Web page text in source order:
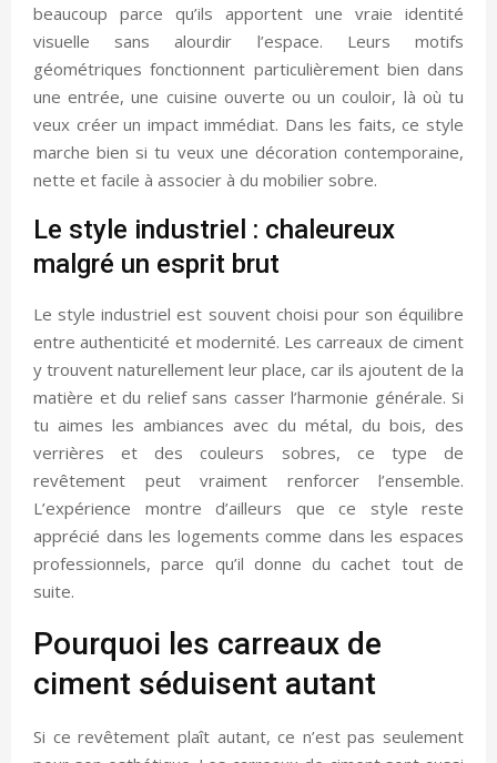
beaucoup parce qu’ils apportent une vraie identité
visuelle sans alourdir l’espace. Leurs motifs
géométriques fonctionnent particulièrement bien dans
une entrée, une cuisine ouverte ou un couloir, là où tu
veux créer un impact immédiat. Dans les faits, ce style
marche bien si tu veux une décoration contemporaine,
nette et facile à associer à du mobilier sobre.
Le style industriel : chaleureux
malgré un esprit brut
Le style industriel est souvent choisi pour son équilibre
entre authenticité et modernité. Les carreaux de ciment
y trouvent naturellement leur place, car ils ajoutent de la
matière et du relief sans casser l’harmonie générale. Si
tu aimes les ambiances avec du métal, du bois, des
verrières et des couleurs sobres, ce type de
revêtement peut vraiment renforcer l’ensemble.
L’expérience montre d’ailleurs que ce style reste
apprécié dans les logements comme dans les espaces
professionnels, parce qu’il donne du cachet tout de
suite.
Pourquoi les carreaux de
ciment séduisent autant
Si ce revêtement plaît autant, ce n’est pas seulement